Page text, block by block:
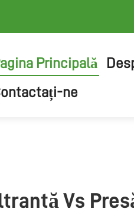
Principală
ne
Vs